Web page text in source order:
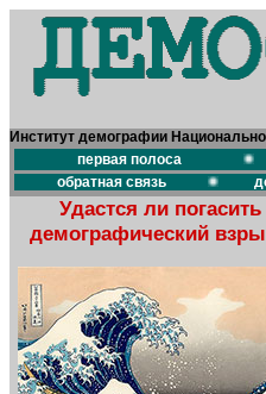
Институт демографии
первая полоса
обратная связь
Удастся ли погасить
демографический